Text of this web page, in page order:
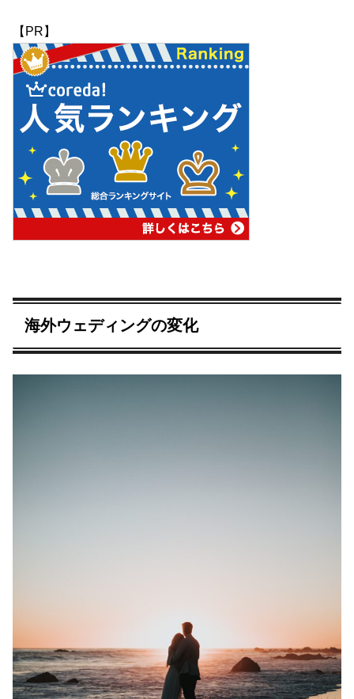
【PR】
海外ウェディングの変化